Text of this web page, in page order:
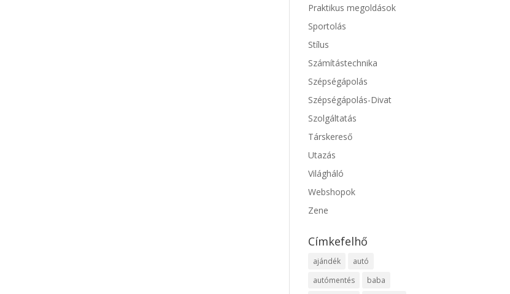
Praktikus megoldások
Sportolás
Stílus
Számítástechnika
Szépségápolás
Szépségápolás-Divat
Szolgáltatás
Társkereső
Utazás
Világháló
Webshopok
Zene
Címkefelhő
ajándék
autó
autómentés
baba